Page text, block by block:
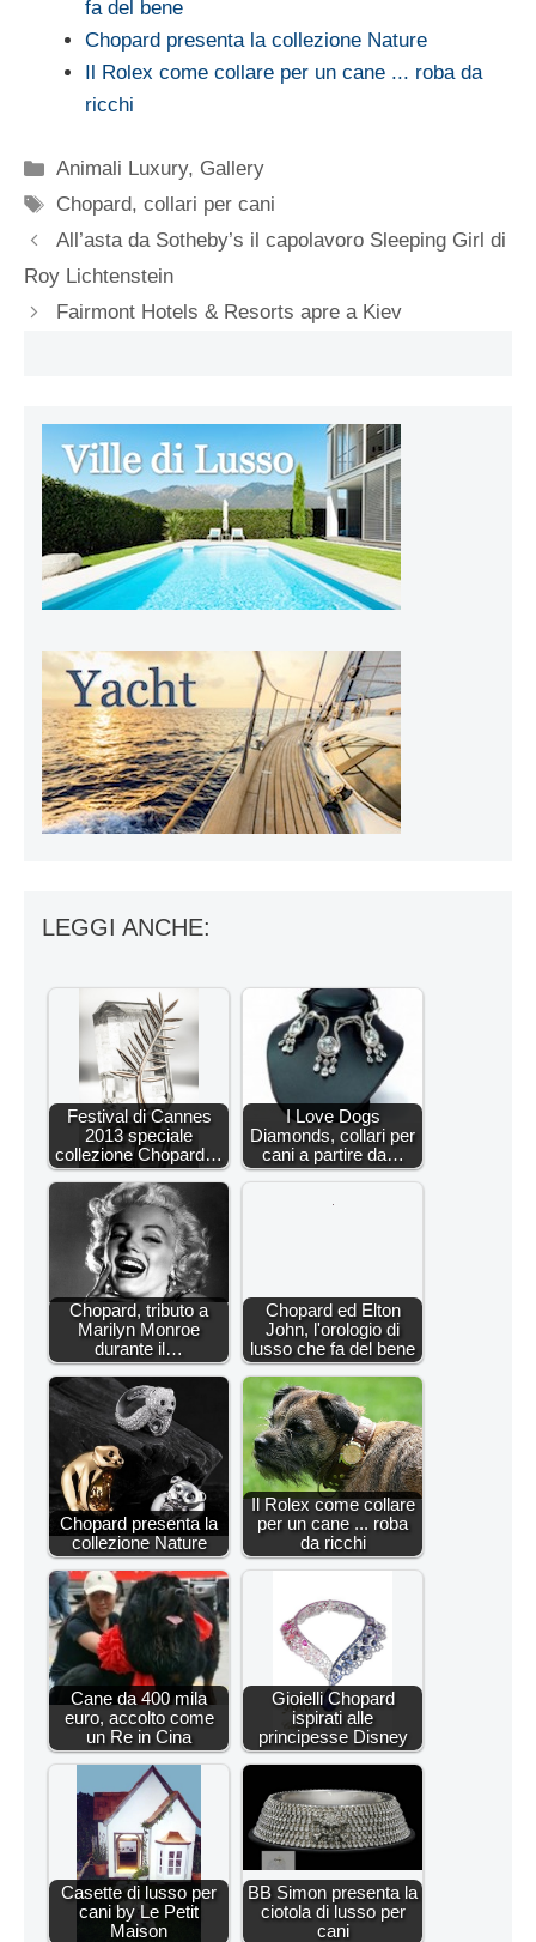
fa del bene
Chopard presenta la collezione Nature
Il Rolex come collare per un cane ... roba da
ricchi
Categorie
Animali Luxury, Gallery
Tag
Chopard,collari per cani
All’asta da Sotheby’s il capolavoro Sleeping Girl di
Roy Lichtenstein
Fairmont Hotels & Resorts apre a Kiev
LEGGI ANCHE:
Festival di Cannes
2013 speciale
collezione Chopard…
I Love Dogs
Diamonds, collari per
cani a partire da…
Chopard, tributo a
Marilyn Monroe
durante il…
Chopard ed Elton
John, l'orologio di
lusso che fa del bene
Chopard presenta la
collezione Nature
Il Rolex come collare
per un cane ... roba
da ricchi
Cane da 400 mila
euro, accolto come
un Re in Cina
Gioielli Chopard
ispirati alle
principesse Disney
Casette di lusso per
cani by Le Petit
Maison
BB Simon presenta la
ciotola di lusso per
cani